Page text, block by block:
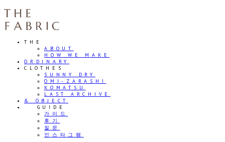
THE
ABOUT
HOW WE MAKE
ORDINARY
CLOTHES
SUNNY DRY
OMI-ZARASHI
KOMATSU
LAST ARCHIVE
& OBJECT
⠀⠀GUIDE
가이드
후기
질문
인스타그램